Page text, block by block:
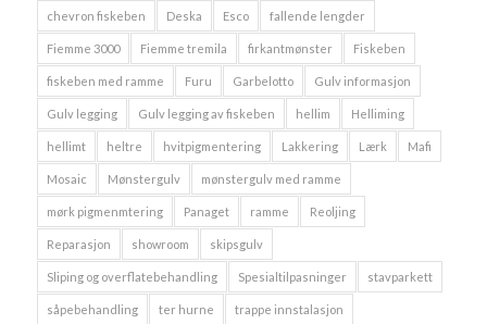
chevron fiskeben Deska Esco fallende lengder
Fiemme 3000 Fiemme tremila firkantmønster Fiskeben
fiskeben med ramme Furu Garbelotto Gulv informasjon
Gulv legging Gulv legging av fiskeben hellim Helliming
hellimt heltre hvitpigmentering Lakkering Lærk Mafi
Mosaic Mønstergulv mønstergulv med ramme
mørk pigmenmtering Panaget ramme Reoljing
Reparasjon showroom skipsgulv
Sliping og overflatebehandling Spesialtilpasninger stavparkett
såpebehandling ter hurne trappe innstalasjon